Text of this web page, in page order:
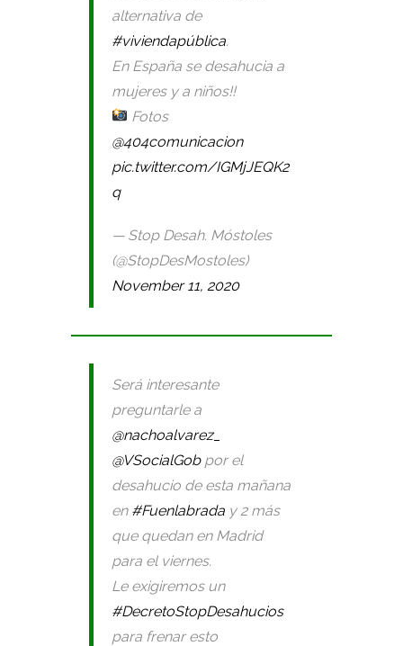
alternativa de
#viviendapública.
En España se desahucia a
mujeres y a niños!!
Fotos
@404comunicacion
pic.twitter.com/IGMjJEQK2
q
— Stop Desah. Móstoles
(@StopDesMostoles)
November 11, 2020
Será interesante
preguntarle a
@nachoalvarez_
@VSocialGobpor el
desahucio de esta mañana
en #Fuenlabrada y 2 más
que quedan en Madrid
para el viernes.
Le exigiremos un
#DecretoStopDesahucios
para frenar esto